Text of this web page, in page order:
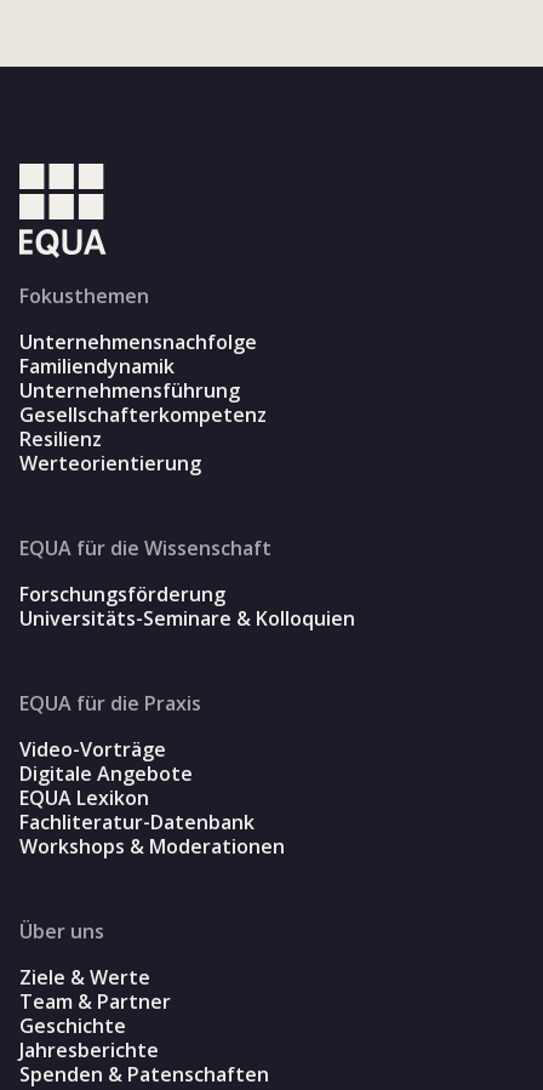
Fokusthemen
Unternehmensnachfolge
Familiendynamik
Unternehmensführung
Gesellschafterkompetenz
Resilienz
Werteorientierung
EQUA für die Wissenschaft
Forschungsförderung
Universitäts-Seminare & Kolloquien
EQUA für die Praxis
Video-Vorträge
Digitale Angebote
EQUA Lexikon
Fachliteratur-Datenbank
Workshops & Moderationen
Über uns
Ziele & Werte
Team & Partner
Geschichte
Jahresberichte
Spenden & Patenschaften